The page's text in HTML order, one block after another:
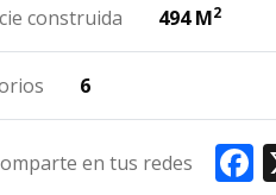
construida 494 M2
6
en tus redes